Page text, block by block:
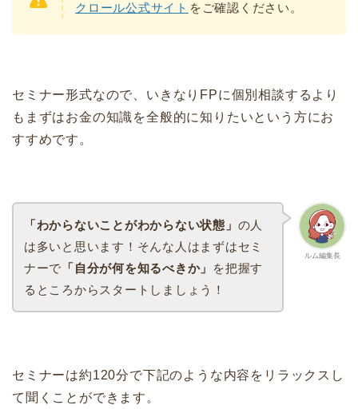
クロール公式サイト をご確認ください。
セミナー形式なので、いきなりFPに個別相談するより
もまずはお金の知識を全般的に知りたいという方にお
すすめです。
ルム編集長
「わからないことがわからない状態」 の人
は多いと思います！そんな人はまずはセミ
ナーで 「自分が何を知るべきか」
を把握す
るところからスタートしましょう！
セミナーは約120分で下記のような内容をリラックスし
て聞くことができます。